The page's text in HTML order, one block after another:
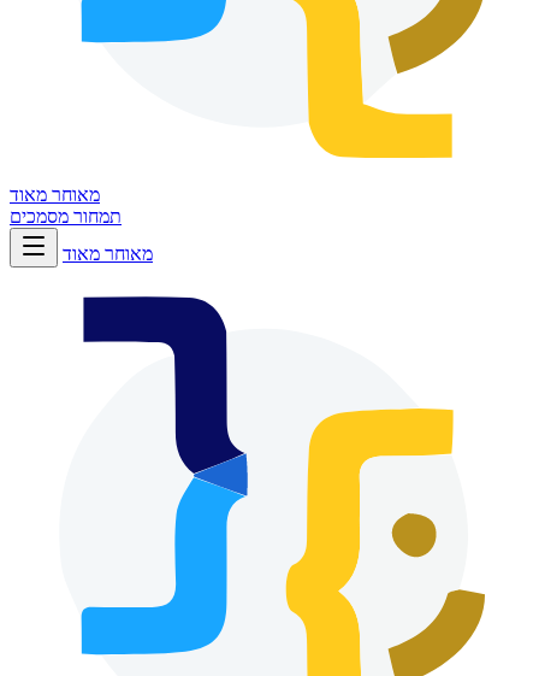
מאוחר מאוד
תמחור מסמכים
מאוחר מאוד